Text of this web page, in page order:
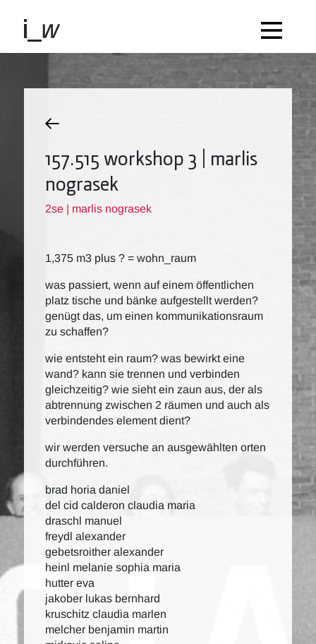
157.515 workshop 3 | marlis
nograsek
2se | marlis nograsek
1,375 m3 plus ? = wohn_raum
was passiert, wenn auf einem öffentlichen
platz tische und bänke aufgestellt werden?
genügt das, um einen kommunikationsraum
zu schaffen?
wie entsteht ein raum? was bewirkt eine
wand? kann sie trennen und verbinden
gleichzeitig? wie sieht ein zaun aus, der als
abtrennung zwischen 2 räumen und auch als
verbindendes element dient?
wir werden versuche an ausgewählten orten
durchführen.
brad horia daniel
del cid calderon claudia maria
draschl manuel
freydl alexander
gebetsroither alexander
heinl melanie sophia maria
hutter eva
jakober lukas bernhard
kruschitz claudia marlen
melcher benjamin martin